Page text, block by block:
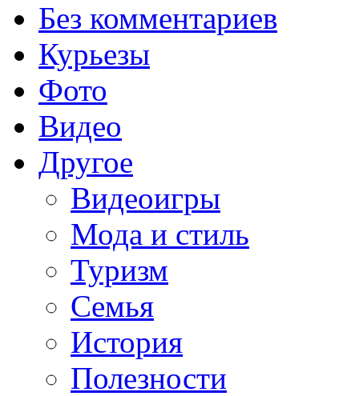
Без комментариев
Курьезы
Фото
Видео
Другое
Видеоигры
Мода и стиль
Туризм
Семья
История
Полезности